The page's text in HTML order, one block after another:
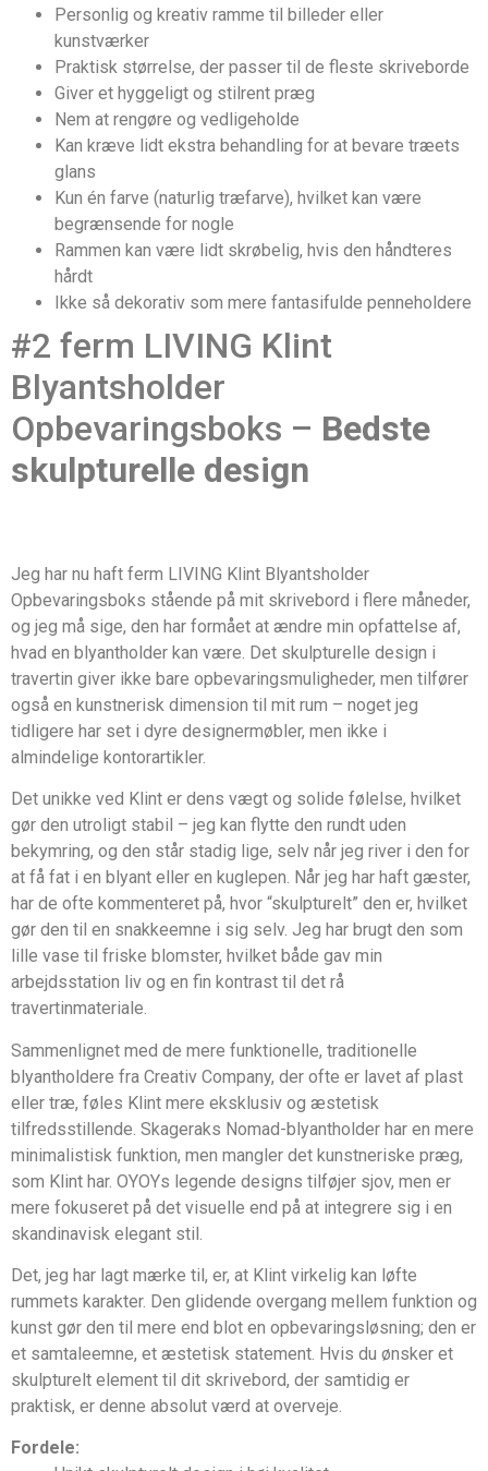
Personlig og kreativ ramme til billeder eller
kunstværker
Praktisk størrelse, der passer til de fleste skriveborde
Giver et hyggeligt og stilrent præg
Nem at rengøre og vedligeholde
Kan kræve lidt ekstra behandling for at bevare træets
glans
Kun én farve (naturlig træfarve), hvilket kan være
begrænsende for nogle
Rammen kan være lidt skrøbelig, hvis den håndteres
hårdt
Ikke så dekorativ som mere fantasifulde penneholdere
#2 ferm LIVING Klint
Blyantsholder
Opbevaringsboks – Bedste
skulpturelle design
Jeg har nu haft ferm LIVING Klint Blyantsholder
Opbevaringsboks stående på mit skrivebord i flere måneder,
og jeg må sige, den har formået at ændre min opfattelse af,
hvad en blyantholder kan være. Det skulpturelle design i
travertin giver ikke bare opbevaringsmuligheder, men tilfører
også en kunstnerisk dimension til mit rum – noget jeg
tidligere har set i dyre designermøbler, men ikke i
almindelige kontorartikler.
Det unikke ved Klint er dens vægt og solide følelse, hvilket
gør den utroligt stabil – jeg kan flytte den rundt uden
bekymring, og den står stadig lige, selv når jeg river i den for
at få fat i en blyant eller en kuglepen. Når jeg har haft gæster,
har de ofte kommenteret på, hvor “skulpturelt” den er, hvilket
gør den til en snakkeemne i sig selv. Jeg har brugt den som
lille vase til friske blomster, hvilket både gav min
arbejdsstation liv og en fin kontrast til det rå
travertinmateriale.
Sammenlignet med de mere funktionelle, traditionelle
blyantholdere fra Creativ Company, der ofte er lavet af plast
eller træ, føles Klint mere eksklusiv og æstetisk
tilfredsstillende. Skageraks Nomad-blyantholder har en mere
minimalistisk funktion, men mangler det kunstneriske præg,
som Klint har. OYOYs legende designs tilføjer sjov, men er
mere fokuseret på det visuelle end på at integrere sig i en
skandinavisk elegant stil.
Det, jeg har lagt mærke til, er, at Klint virkelig kan løfte
rummets karakter. Den glidende overgang mellem funktion og
kunst gør den til mere end blot en opbevaringsløsning; den er
et samtaleemne, et æstetisk statement. Hvis du ønsker et
skulpturelt element til dit skrivebord, der samtidig er
praktisk, er denne absolut værd at overveje.
Fordele: